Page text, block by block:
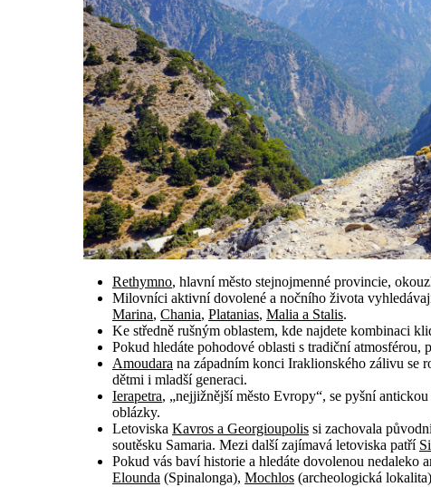
Rethymno, hlavní město stejnojmenné provincie,
Milovníci aktivní dovolené a nočního života
Marina, Chania, Platanias, Malia a Stalis.
Ke středně rušným oblastem, kde najdete kombinaci
Pokud hledáte pohodové oblasti s tradiční atmosférou,
Amoudara na západním konci Iraklionského zálivu se
dětmi i mladší generaci.
Ierapetra, „nejjižnější město Evropy“, se pyšní
oblázky.
Letoviska Kavros a Georgioupolis si zachovala
soutěsku Samaria. Mezi další zajímavá letoviska patří
Pokud vás baví historie a hledáte dovolenou
Elounda (Spinalonga), Mochlos (archeologická